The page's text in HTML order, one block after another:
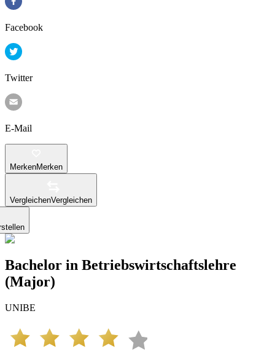
Facebook
Twitter
E-Mail
MerkenMerken
VergleichenVergleichen
Bachelor in Betriebswirtschaftslehre
(Major)
UNIBE